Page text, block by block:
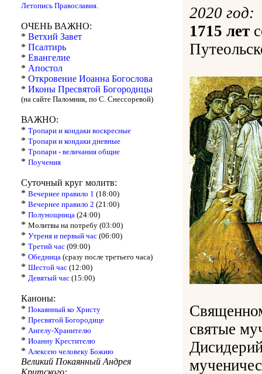
Летопись Православия.
ОЧЕНЬ ВАЖНО:
* Ветхий Завет
* Псалтирь
* Евангелие
* Апостол
* Откровение Иоанна Богослова
* Иконы Пресвятой Богородицы
(на сайте Паломник, по С. Снессоревой)
ВАЖНО:
* Тропари и кондаки воскресные
* Тропари и кондаки дневные
* Тропари - величания общие
* Поучения
Суточный круг молитв:
* Вечериее правило 1 (18:00)
* Вечернее правило 2 (21:00)
* Полунощница (24:00)
* Молитвы на потребу (03:00)
* Утреня и первый час (06:00)
* Третий час (09:00)
* Обедница (сразу после третьего часа)
* Шестой час (12:00)
* Девятый час (15:00)
Каноны:
* Покаянный ко Христу
* Пресвятой Богородице
* Ангелу-Хранителю
* Иоанну Крестителю
* Алексею человеку Божию
Великий Покаянный Андрея
Критского:
2020 год:
1715 лет
святые